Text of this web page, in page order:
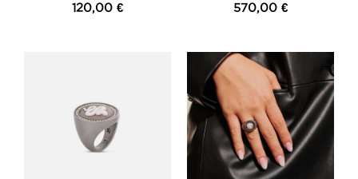
120,00 € 570,00 €